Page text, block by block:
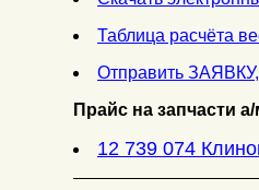
Таблица расчёта
Отправить
Прайс на запчасти
12 739 074